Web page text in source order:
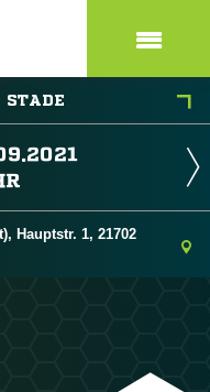
STADE
Hauptstr. 1, 21702